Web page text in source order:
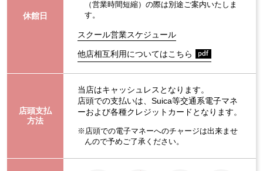
休館日
（営業時間短縮）の際は別途ご案内いたしま
す。
スクール営業スケジュール
他店相互利用についてはこちら
店頭支払
方法
当店はキャッシュレスとなります。
店頭での支払いは、Suica等交通系電子マネ
ーおよび各種クレジットカードとなります。
※店頭での電子マネーへのチャージは出来ませ
んので予めご了承ください。